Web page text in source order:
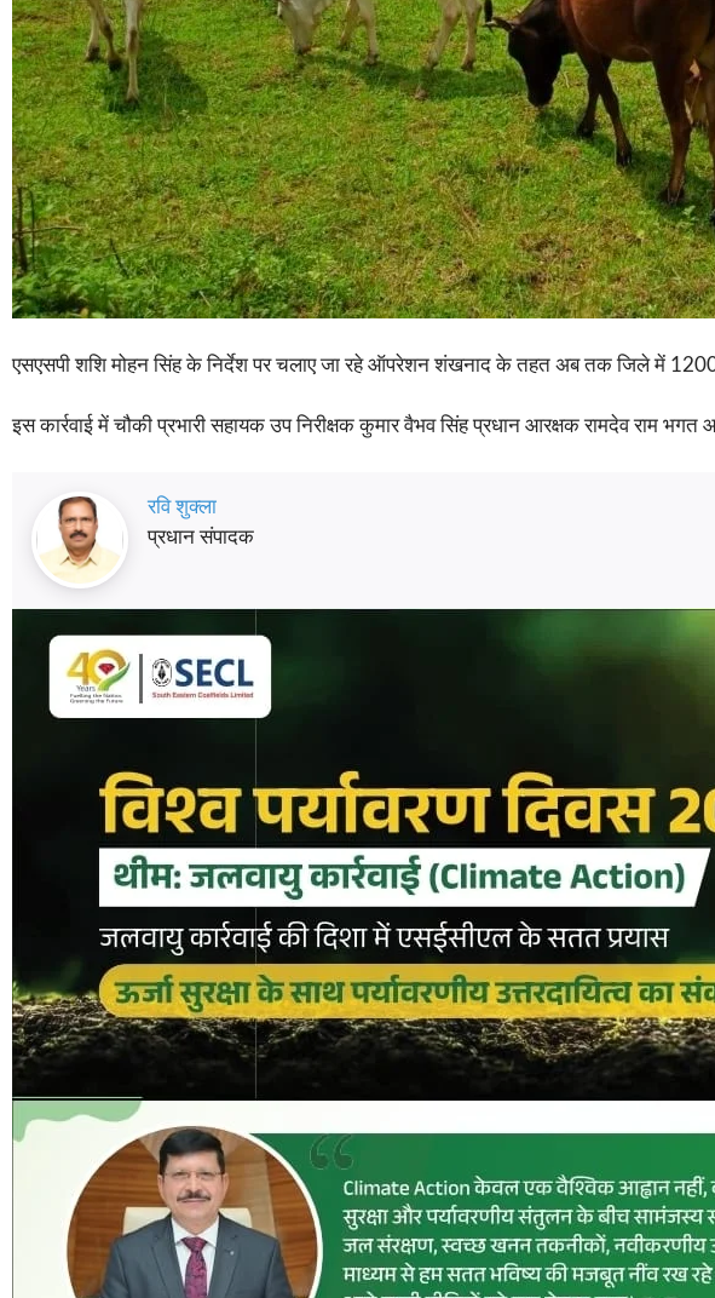
एसएसपी शशि मोहन सिंह के निर्देश पर चलाए जा रहे ऑपरेशन शंखनाद के तहत अब तक जिले में 1200
इस कार्रवाई में चौकी प्रभारी सहायक उप निरीक्षक कुमार वैभव सिंह प्रधान आरक्षक रामदेव राम
रवि शुक्ला
प्रधान संपादक